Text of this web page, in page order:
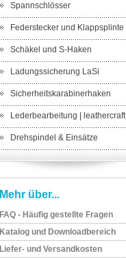
Spannschlösser
Federstecker und Klappsplinte
Schäkel und S-Haken
Ladungssicherung LaSi
Sicherheitskarabinerhaken
Lederbearbeitung | leathercraft
Drehspindel & Einsätze
Mehr über...
FAQ - Häufig gestellte Fragen
Katalog und Downloadbereich
Liefer- und Versandkosten